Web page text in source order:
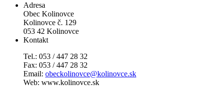
Adresa
Obec Kolinovce
Kolinovce č. 129
053 42 Kolinovce
Kontakt
Tel.: 053 / 447 28 32
Fax: 053 / 447 28 32
Email: obeckolinovce@kolinovce.sk
Web: www.kolinovce.sk